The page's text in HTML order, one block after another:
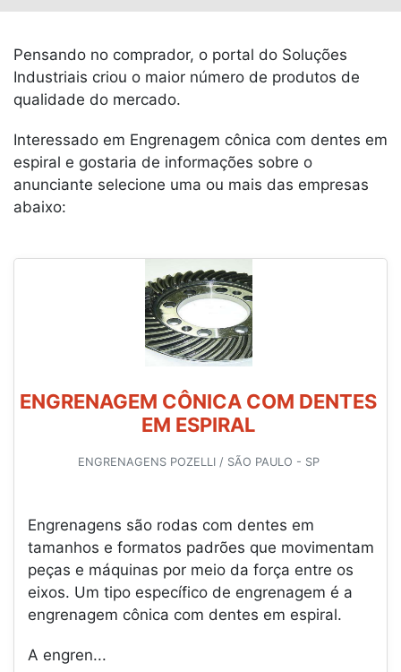
Pensando no comprador, o portal do Soluções
Industriais criou o maior número de produtos de
qualidade do mercado.
Interessado em Engrenagem cônica com dentes em
espiral e gostaria de informações sobre o
anunciante selecione uma ou mais das empresas
abaixo:
ENGRENAGEM CÔNICA COM DENTES
EM ESPIRAL
ENGRENAGENS POZELLI / SÃO PAULO - SP
Engrenagens são rodas com dentes em
tamanhos e formatos padrões que movimentam
peças e máquinas por meio da força entre os
eixos. Um tipo específico de engrenagem é a
engrenagem cônica com dentes em espiral.
A engren...